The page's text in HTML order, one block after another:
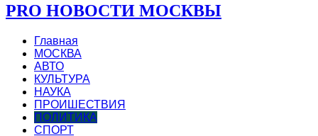
PRO НОВОСТИ МОСКВЫ
Главная
МОСКВА
АВТО
КУЛЬТУРА
НАУКА
ПРОИШЕСТВИЯ
ПОЛИТИКА
СПОРТ